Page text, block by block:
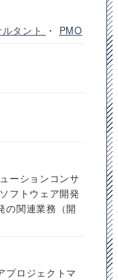
タント ・ PMO
ーションコンサ
フトウェア開発
の関連業務（開
プロジェクトマ